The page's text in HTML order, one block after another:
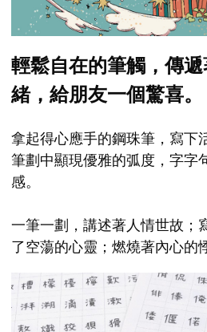
輕鬆自在的筆觸，傳
緒，給朋友一個驚喜。
拿起得心應手的鋼珠筆，寫下
筆劃中顯現優雅的弧度，字字
感。
一筆一劃，講述著人情世故；
了空蕩的心靈；燃燒著內心的